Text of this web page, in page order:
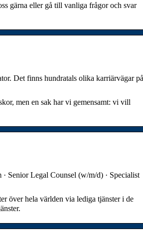
gärna eller gå till vanliga frågor och svar
Det finns hundratals olika karriärvägar på
men en sak har vi gemensamt: vi vill
Senior Legal Counsel (w/m/d) · Specialist
över hela världen via lediga tjänster i de